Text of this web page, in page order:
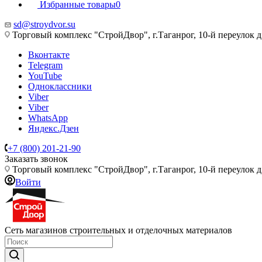
Избранные товары0
sd@stroydvor.su
Торговый комплекс "СтройДвор", г.Таганрог, 10-й переулок
Вконтакте
Telegram
YouTube
Одноклассники
Viber
Viber
WhatsApp
Яндекс.Дзен
+7 (800) 201-21-90
Заказать звонок
Торговый комплекс "СтройДвор", г.Таганрог, 10-й переулок
Войти
Сеть магазинов строительных и отделочных материалов